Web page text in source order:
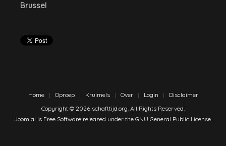
Brussel
Home Oproep Kruimels Over Login
Disclaimer
Copyright © 2026 schafttijd.org. All Rights Reserved.
Joomla! is Free Software released under the GNU General Public License.